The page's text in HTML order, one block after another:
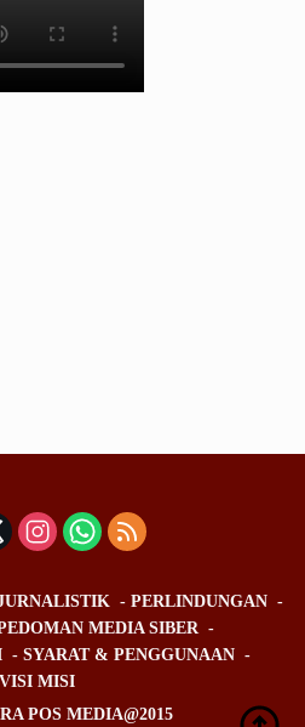
PERLINDUNGAN
MEDIA SIBER
SYARAT & PENGGUNAAN
VISI MISI
POS MEDIA@2015